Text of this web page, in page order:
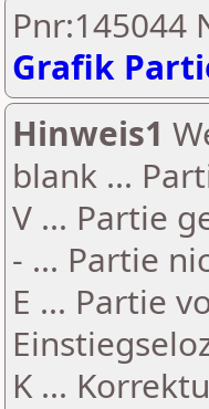
Pnr:145044
Grafik
Hinweis1
blank ...
V ... Partie
- ... Partie
E ... Partie
K ...